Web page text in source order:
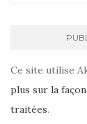
Ce site utilise
plus sur la
traitées.